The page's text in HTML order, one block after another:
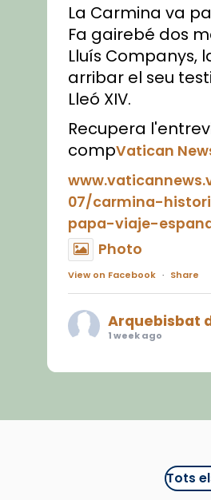
La Carmina va
Fa gairebé dos
Lluís Companys,
arribar el seu
Lleó XIV.
Recupera
compVatican
07/carmina-
papa-viaje-
Photo
View on Facebook · Share
Arquebisbat
1 week ago
juliol la missa de
Tots